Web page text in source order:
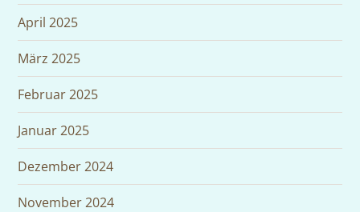
April 2025
März 2025
Februar 2025
Januar 2025
Dezember 2024
November 2024